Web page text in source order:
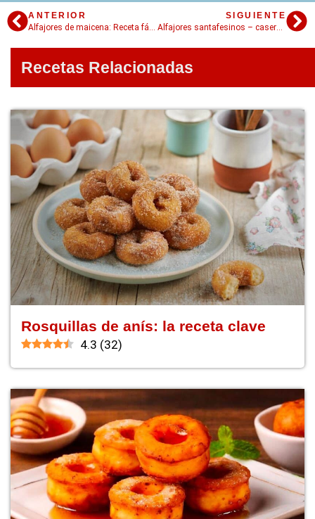
ANTERIOR
SIGUIENTE
Alfajores santafesinos – caseros y ricos
Recetas Relacionadas
Rosquillas de anís: la receta clave
4.3 (32)